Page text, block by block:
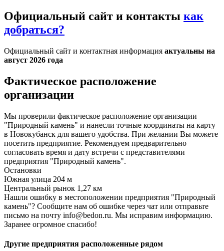
Официальный сайт и контакты как
добраться?
Официальный сайт и контактная информация актуальны на
август 2026 года
Фактическое расположение
организации
Мы проверили фактическое расположение организации
"Природный камень" и нанесли точные координаты на карту
в Новокубанск для вашего удобства. При желании Вы можете
посетить предприятие. Рекомендуем предварительно
согласовать время и дату встречи с представителями
предприятия "Природный камень".
Остановки
Южная улица 204 м
Центральный рынок 1,27 км
Нашли ошибку в местоположении предприятия "Природный
камень"? Сообщите нам об ошибке через чат или отправьте
письмо на почту info@bedon.ru. Мы исправим информацию.
Заранее огромное спасибо!
Другие предприятия расположенные рядом